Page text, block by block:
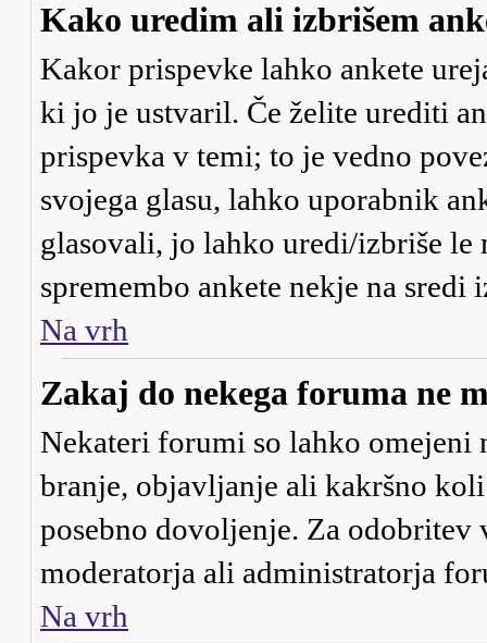
Kako uredim ali izbrišem
Kakor prispevke lahko ankete
ki jo je ustvaril. Če želite urediti
prispevka v temi; to je vedno
svojega glasu, lahko uporabnik
glasovali, jo lahko uredi/izbriše le
spremembo ankete nekje na sredi
Na vrh
Zakaj do nekega foruma ne
Nekateri forumi so lahko omejeni
branje, objavljanje ali kakršno
posebno dovoljenje. Za odobritev
moderatorja ali administratorja
Na vrh